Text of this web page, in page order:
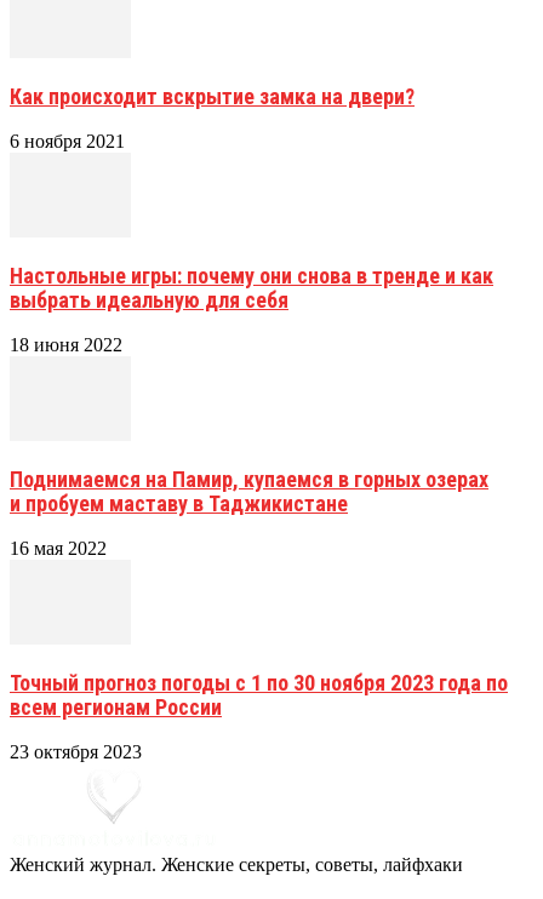
Как происходит вскрытие замка на двери?
6 ноября 2021
Настольные игры: почему они снова в тренде и как
выбрать идеальную для себя
18 июня 2022
Поднимаемся на Памир, купаемся в горных озерах
и пробуем маставу в Таджикистане
16 мая 2022
Точный прогноз погоды с 1 по 30 ноября 2023 года по
всем регионам России
23 октября 2023
Женский журнал. Женские секреты, советы, лайфхаки